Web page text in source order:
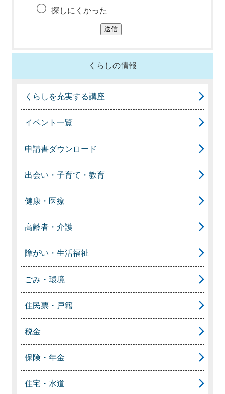
探しにくかった
くらしの情報
くらしを充実する講座
イベント一覧
申請書ダウンロード
出会い・子育て・教育
健康・医療
高齢者・介護
障がい・生活福祉
ごみ・環境
住民票・戸籍
税金
保険・年金
住宅・水道